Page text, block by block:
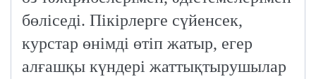
бөліседі. Пікірлерге сүйенсек,
курстар өнімді өтіп жатыр, егер
алғашқы күндері жаттықтырушылар